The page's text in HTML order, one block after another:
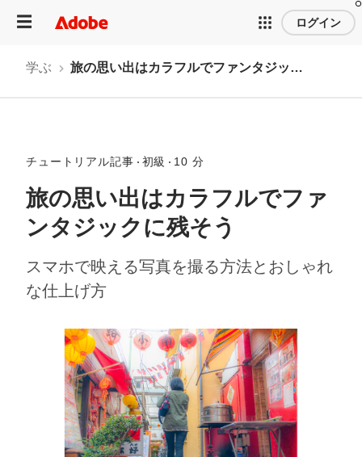
ログイン
学ぶ 旅の思い出はカラフルでファンタジックに残そう
チュートリアル記事 初級 10 分
旅の思い出はカラフルでファ
ンタジックに残そう
スマホで映える写真を撮る方法とおしゃれ
な仕上げ方